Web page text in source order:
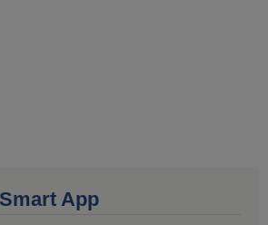
Smart App